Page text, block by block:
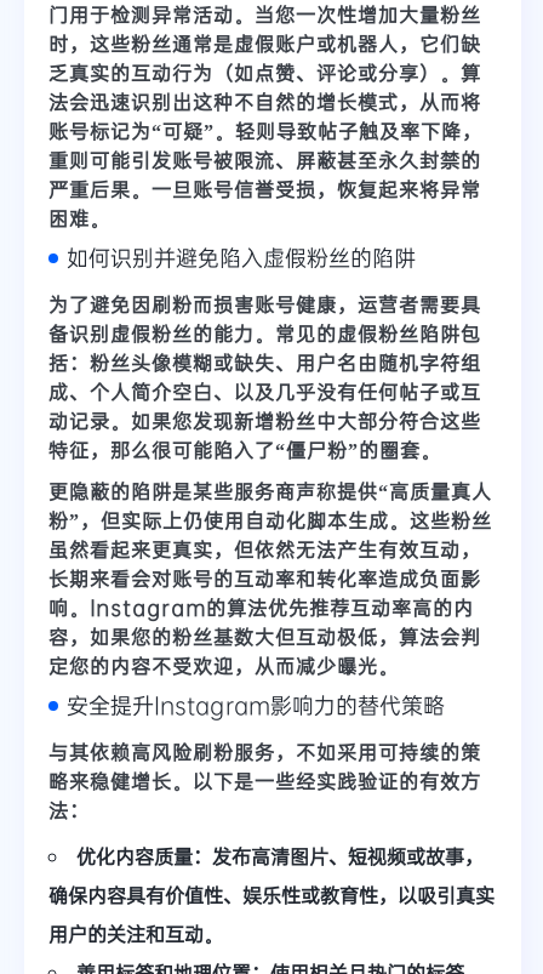
门用于检测异常活动。当您一次性增加大量粉丝
时，这些粉丝通常是虚假账户或机器人 ，它们缺
乏真实的互动行为（如点赞、评论或分享）。算
法会迅速识别出这种不自然的增长模式，从而将
账号标记为“可疑”。轻则导致帖子触及率下降，
重则可能引发账号被限流、屏蔽甚至永久封禁的
严重后果。一旦账号信誉受损，恢复起来将异常
困难。
如何识别并避免陷入虚假粉丝的陷阱
为了避免因刷粉而损害账号健康，运营者需要具
备识别虚假粉丝的能力。常见的虚假粉丝陷阱包
括：粉丝头像模糊或缺失、用户名由随机字符组
成、个人简介空白、以及几乎没有任何帖子或互
动记录。如果您发现新增粉丝中大部分符合这些
特征，那么很可能陷入了“僵尸粉”的圈套。
更隐蔽的陷阱是某些服务商声称提供“高质量真人
粉”，但实际上仍使用自动化脚本生成。这些粉丝
虽然看起来更真实，但依然无法产生有效互动，
长期来看会对账号的互动率和转化率造成负面影
响。Instagram的算法优先推荐互动率高的内
容，如果您的粉丝基数大但互动极低，算法会判
定您的内容不受欢迎，从而减少曝光。
安全提升Instagram影响力的替代策略
与其依赖高风险刷粉服务，不如采用可持续的策
略来稳健增长。以下是一些经实践验证的有效方
法：
优化内容质量： 发布高清图片、短视频或故事，
确保内容具有价值性、娱乐性或教育性，以吸引真实
用户的关注和互动。